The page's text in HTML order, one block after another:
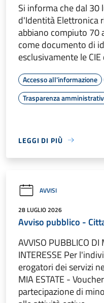
Si informa che dal 30
d'Identità Elettronica
abbiano compiuto 70
come documento di
esclusivamente le
Accesso all'informazione
Trasparenza
LEGGI DI PIÙ
AVVISI
28 LUGLIO 2026
Avviso pubblico -
AVVISO PUBBLICO DI
INTERESSE Per
erogatori dei servizi
MIA ESTATE -
partecipazione di